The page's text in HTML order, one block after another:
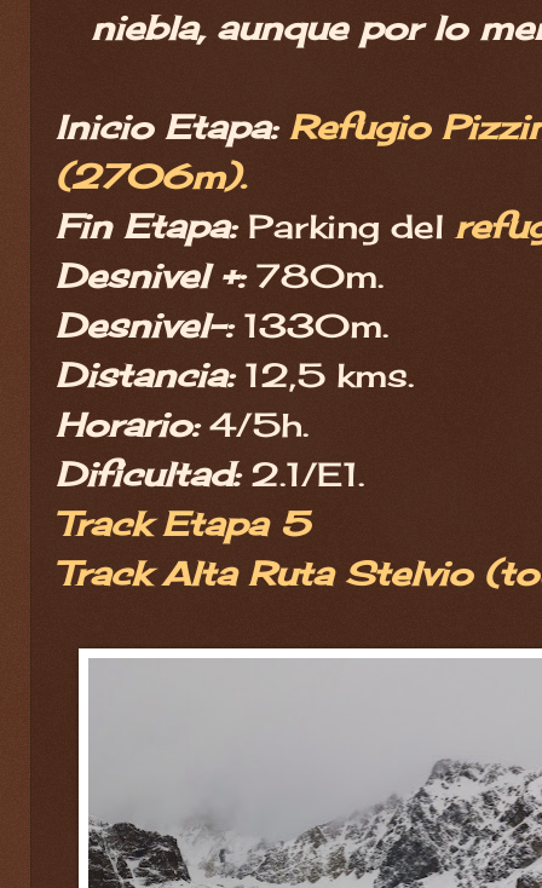
niebla, aunque por lo
Inicio Etapa: Refugio
(2706m).
Fin Etapa: Parking del
Desnivel +:780m.
Desnivel-:1330m.
Distancia:12,5 kms.
Horario:4/5h.
Dificultad:2.1/E1.
Track Etapa 5
Track Alta Ruta Stelvio